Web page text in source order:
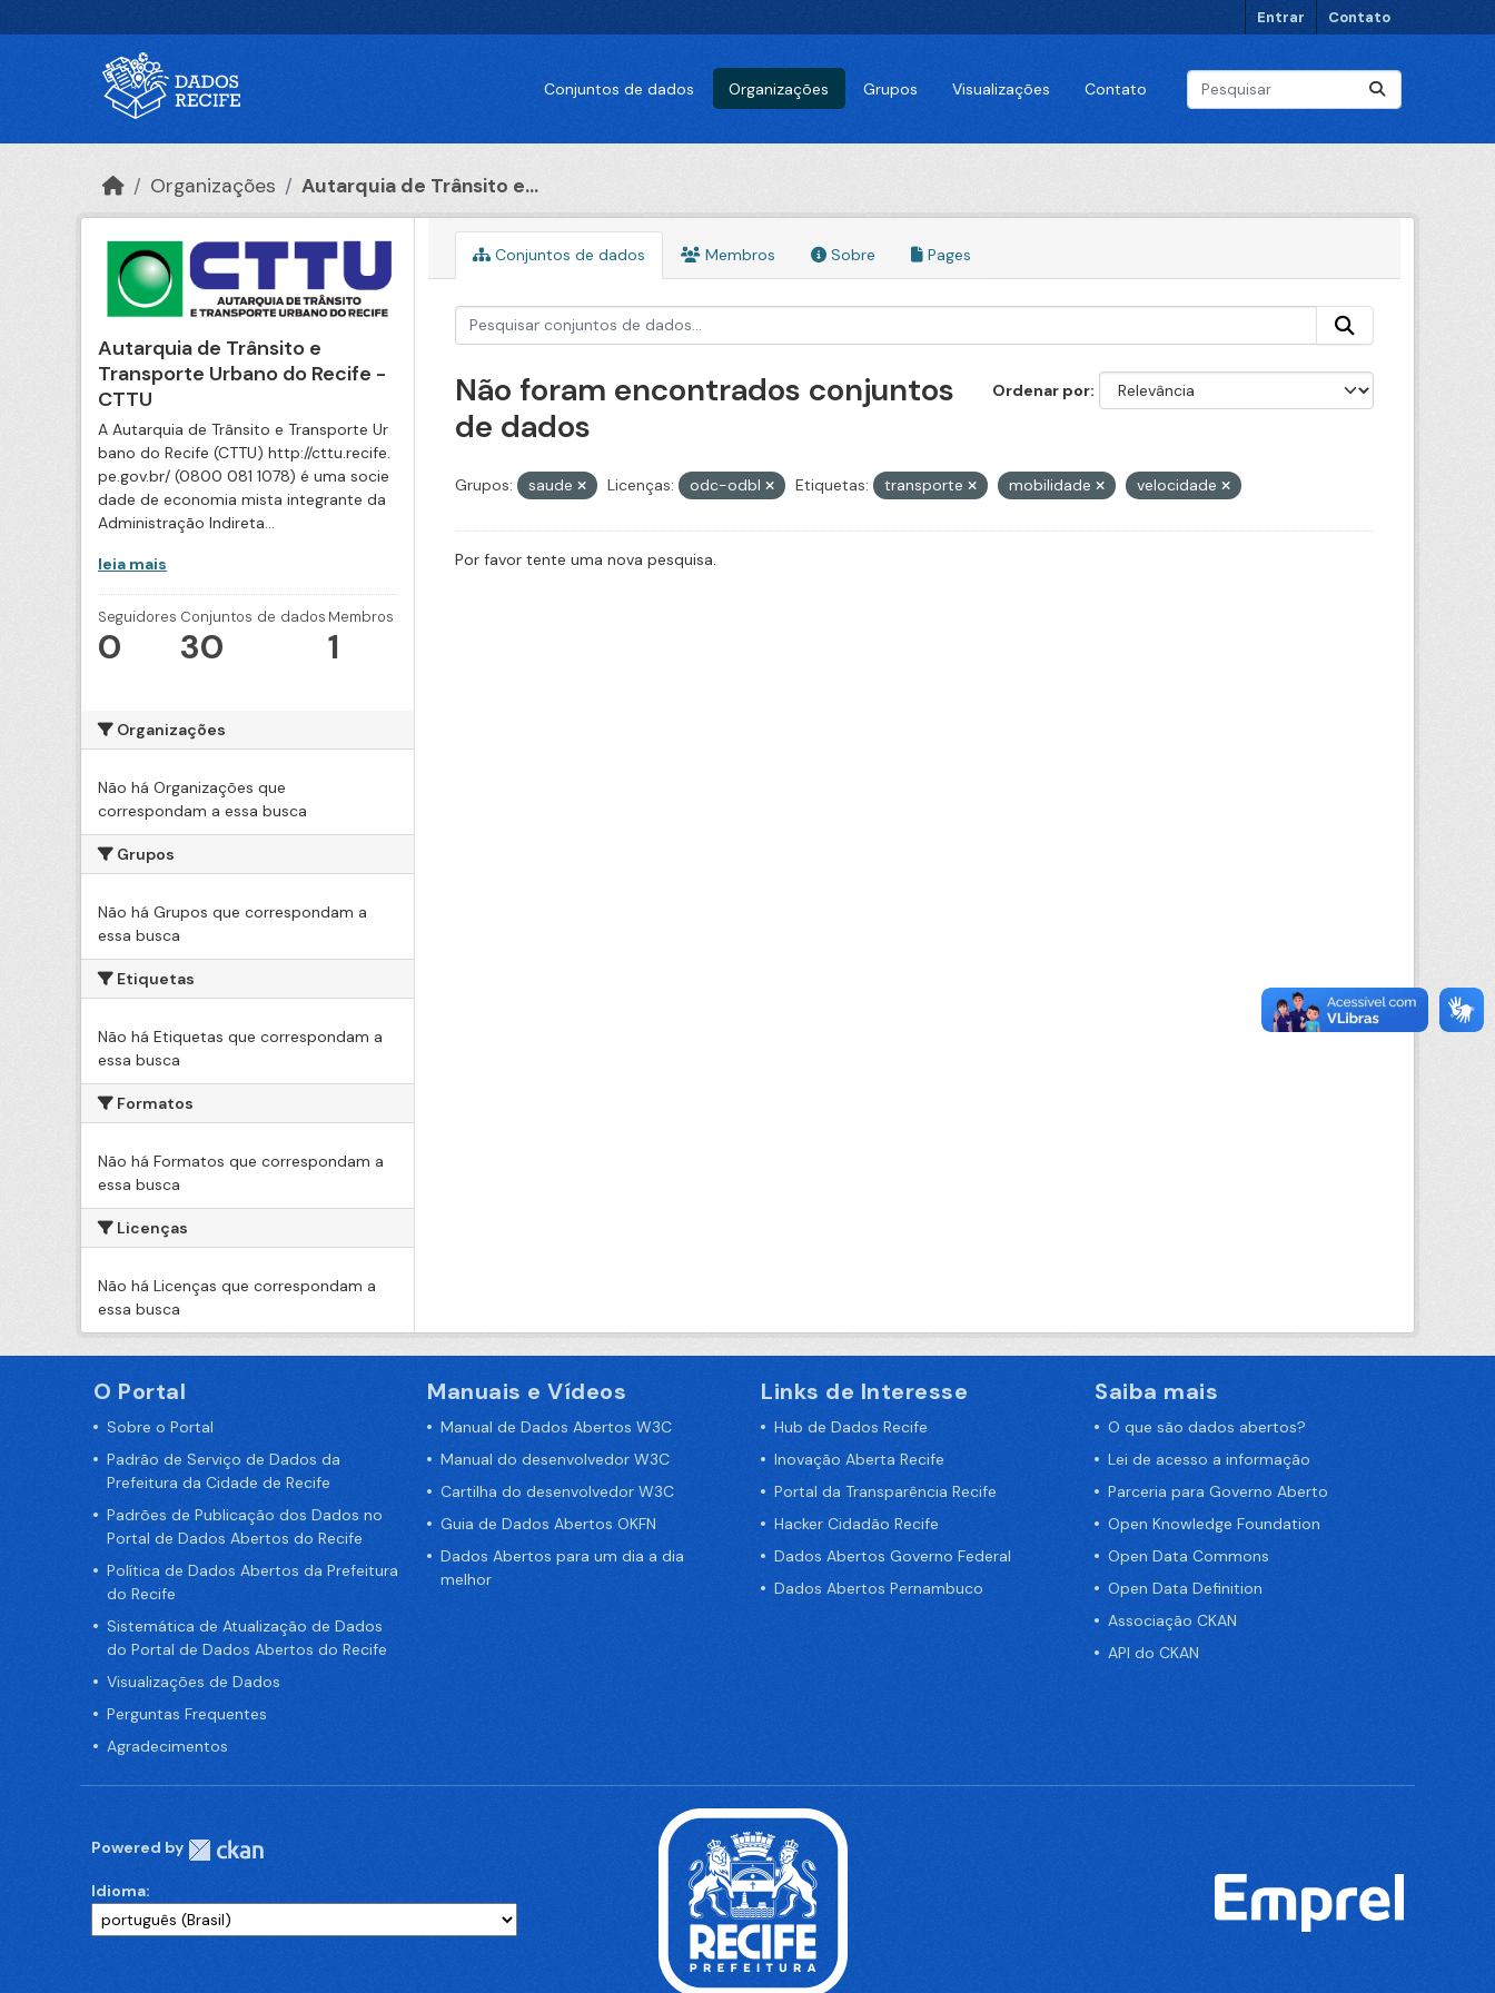
Entrar Contato
Conjuntos de dados Organizações Grupos Visualizações Contato
Organizações Autarquia de Trânsito e...
Autarquia de Trânsito e
Transporte Urbano do Recife -
CTTU
A Autarquia de Trânsito e Transporte Ur
bano do Recife (CTTU) http://cttu.recife.
pe.gov.br/ (0800 081 1078) é uma socie
dade de economia mista integrante da
Administração Indireta...
leia mais
Seguidores
0
Conjuntos de dados
30
Membros
1
Organizações
Não há Organizações que
correspondam a essa busca
Grupos
Não há Grupos que correspondam a
essa busca
Etiquetas
Não há Etiquetas que correspondam a
essa busca
Formatos
Não há Formatos que correspondam a
essa busca
Licenças
Não há Licenças que correspondam a
essa busca
Conjuntos de dados Membros Sobre Pages
Ordenar por
Não foram encontrados conjuntos
de dados
Grupos: saude Licenças: odc-odbl Etiquetas: transporte mobilidade velocidade
Por favor tente uma nova pesquisa.
O Portal
Sobre o Portal
Padrão de Serviço de Dados da
Prefeitura da Cidade de Recife
Padrões de Publicação dos Dados no
Portal de Dados Abertos do Recife
Política de Dados Abertos da Prefeitura
do Recife
Sistemática de Atualização de Dados
do Portal de Dados Abertos do Recife
Visualizações de Dados
Perguntas Frequentes
Agradecimentos
Manuais e Vídeos
Manual de Dados Abertos W3C
Manual do desenvolvedor W3C
Cartilha do desenvolvedor W3C
Guia de Dados Abertos OKFN
Dados Abertos para um dia a dia
melhor
Links de Interesse
Hub de Dados Recife
Inovação Aberta Recife
Portal da Transparência Recife
Hacker Cidadão Recife
Dados Abertos Governo Federal
Dados Abertos Pernambuco
Saiba mais
O que são dados abertos?
Lei de acesso a informação
Parceria para Governo Aberto
Open Knowledge Foundation
Open Data Commons
Open Data Definition
Associação CKAN
API do CKAN
Powered by
Idioma